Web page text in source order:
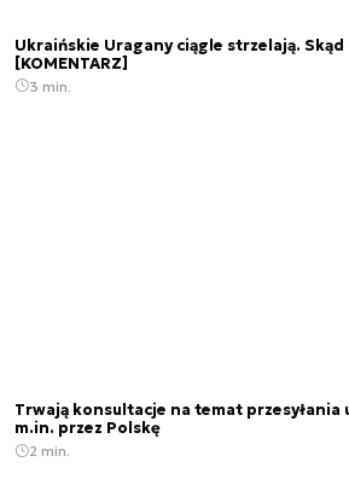
Ukraińskie Uragany ciągle strzelają. Skąd
[KOMENTARZ]
3 min.
Trwają konsultacje na temat przesyłania
m.in. przez Polskę
2 min.